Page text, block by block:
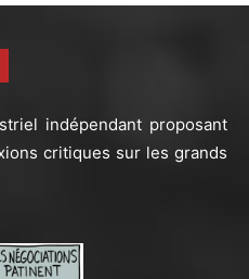
indépendant proposant
critiques sur les grands